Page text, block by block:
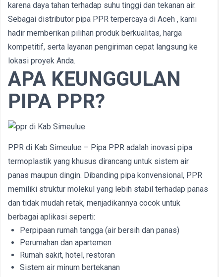
karena daya tahan terhadap suhu tinggi dan tekanan air.
Sebagai distributor pipa PPR terpercaya di Aceh , kami
hadir memberikan pilihan produk berkualitas, harga
kompetitif, serta layanan pengiriman cepat langsung ke
lokasi proyek Anda.
APA KEUNGGULAN
PIPA PPR?
PPR di Kab Simeulue – Pipa PPR adalah inovasi pipa
termoplastik yang khusus dirancang untuk sistem air
panas maupun dingin. Dibanding pipa konvensional, PPR
memiliki struktur molekul yang lebih stabil terhadap panas
dan tidak mudah retak, menjadikannya cocok untuk
berbagai aplikasi seperti:
Perpipaan rumah tangga (air bersih dan panas)
Perumahan dan apartemen
Rumah sakit, hotel, restoran
Sistem air minum bertekanan